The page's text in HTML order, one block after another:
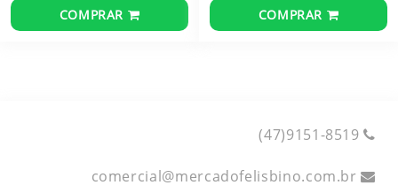
COMPRAR COMPRAR
(47)9151-8519
comercial@mercadofelisbino.com.br